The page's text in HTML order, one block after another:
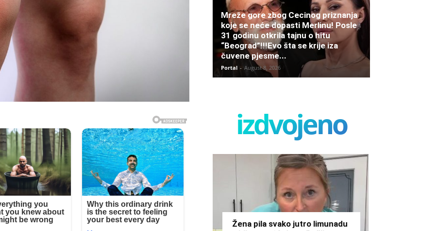
Mreže gore zbog Cecinog priznanja
koje se neće dopasti Merlinu! Posle
31 godinu otkrila tajnu o hitu
“Beograd”!!!Evo šta se krije iza
čuvene pjesme...
Portal - August 8, 2026
izdvojeno
Žena pila svako jutro limunadu